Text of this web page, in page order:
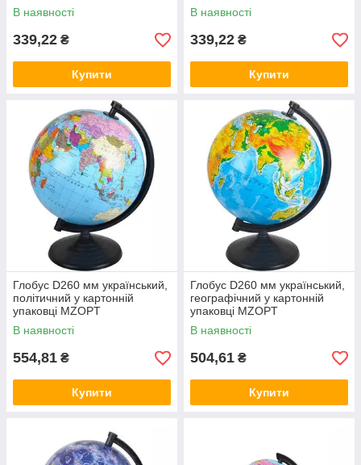
В наявності
339,22 ₴
Купити
В наявності
339,22 ₴
Купити
Глобус D260 мм український,
політичний у картонній
упаковці MZOPT
В наявності
554,81 ₴
Купити
Глобус D260 мм український,
географічний у картонній
упаковці MZOPT
В наявності
504,61 ₴
Купити